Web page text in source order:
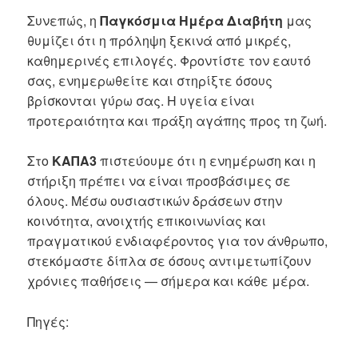
Συνεπώς, ηΠαγκόσμια Ημέρα Διαβήτη μας
θυμίζει ότι η πρόληψη ξεκινά από μικρές,
καθημερινές επιλογές. Φροντίστε τον εαυτό
σας, ενημερωθείτε και στηρίξτε όσους
βρίσκονται γύρω σας. Η υγεία είναι
προτεραιότητα και πράξη αγάπης προς τη ζωή.
Στο ΚΑΠΑ3πιστεύουμε ότι η ενημέρωση και η
στήριξη πρέπει να είναι προσβάσιμες σε
όλους. Μέσω ουσιαστικών δράσεων στην
κοινότητα, ανοιχτής επικοινωνίας και
πραγματικού ενδιαφέροντος για τον άνθρωπο,
στεκόμαστε δίπλα σε όσους αντιμετωπίζουν
χρόνιες παθήσεις — σήμερα και κάθε μέρα.
Πηγές: